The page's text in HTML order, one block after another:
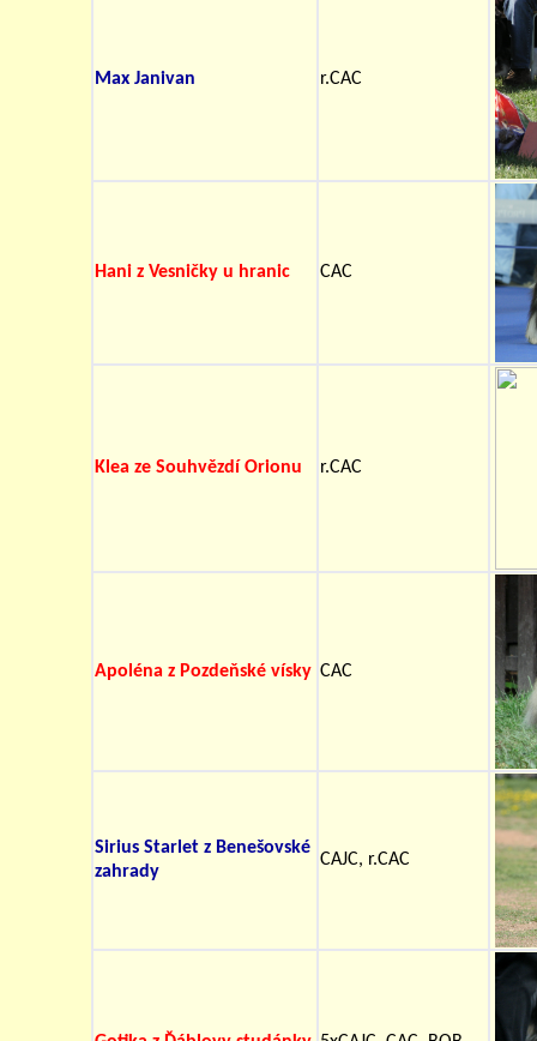
Max Janivan r.CAC
Hani z Vesničky u hranic CAC
Klea ze Souhvězdí Orionu r.CAC
Apoléna z Pozdeňské vísky CAC
Sirius Starlet z Benešovské
zahrady
CAJC, r.CAC